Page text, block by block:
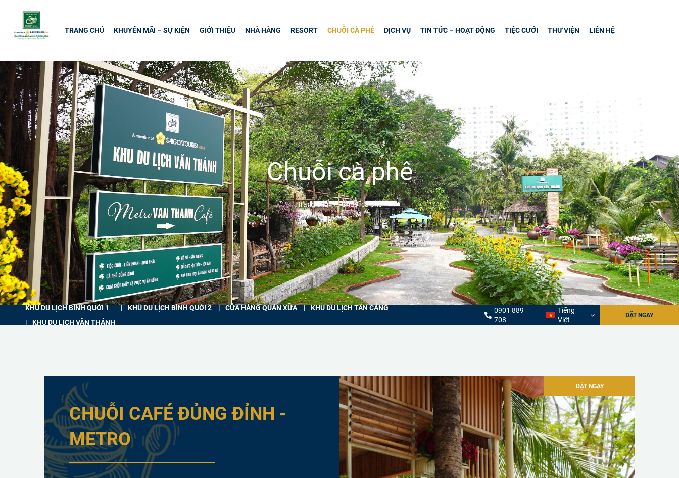
TRANG CHỦ KHUYẾN MÃI – SỰ KIỆN GIỚI THIỆU NHÀ HÀNG RESORT CHUỖI CÀ PHÊ DỊCH VỤ TIN TỨC – HOẠT ĐỘNG TIỆC CƯỚI THƯ VIỆN LIÊN HỆ
Chuỗi cà phê
Trang chủ Chuỗi cà phê
KHU DU LỊCH BÌNH QUỚI 1 KHU DU LỊCH BÌNH QUỚI 2 CỬA HÀNG QUÁN XƯA
KHU DU LỊCH TÂN CẢNG
KHU DU LỊCH VĂN THÁNH
0901 889
708
Tiếng
Việt
ĐẶT NGAY
CHUỖI CAFÉ ĐỦNG ĐỈNH -
METRO
ĐẶT NGAY